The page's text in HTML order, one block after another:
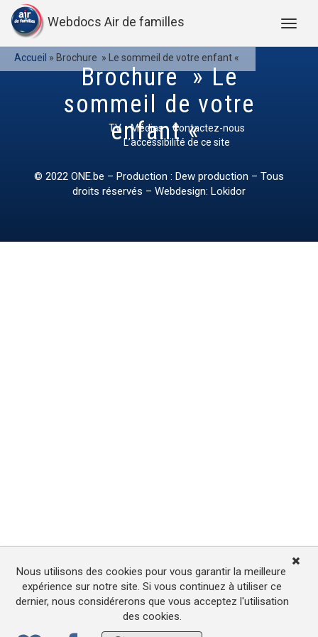
Webdocs Air de familles
Accueil » Brochure » Le sommeil de votre enfant «
Brochure » Le
sommeil de votre
enfant «
TV Médias
Contactez-nous
L’accessibilité de ce site
© 2022 ONE.be – Production : Dew production – Tous
droits réservés – Webdesign: Lokidor
Nous utilisons des cookies pour vous garantir la meilleure
expérience sur notre site. Si vous continuez à utiliser ce
dernier, nous considérerons que vous acceptez l'utilisation
des cookies.